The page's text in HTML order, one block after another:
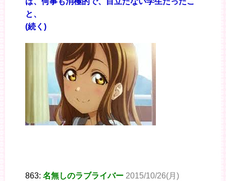
と、
(続く)
863: 名無しのラブライバー 2015/10/26(月)